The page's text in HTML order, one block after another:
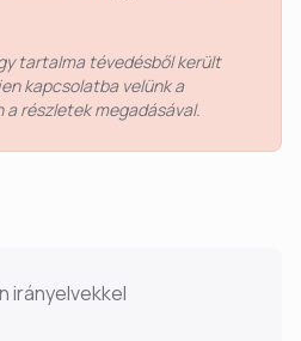
tartalma tévedésből került
kapcsolatba velünk a
részletek megadásával.
irányelvekkel